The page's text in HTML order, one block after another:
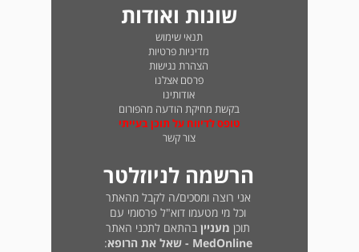
שונות ואודות
תנאי שימוש
מדיניות פרטיות
הצהרת נגישות
פרסם אצלנו
אודותינו
בקשת מחיקת הודעה מהפורום
טופס לדיווח על תוכן בעייתי
צור קשר
הרשמה לניוזלטר
אני רוצה ומסכים/ה לקבל מהאתר
וכל מי מטעמו דוא"ל פרסומי עם
תוכן מעניין בהתאם לתכני האתר
MedOnline - שאל את הרופא
: